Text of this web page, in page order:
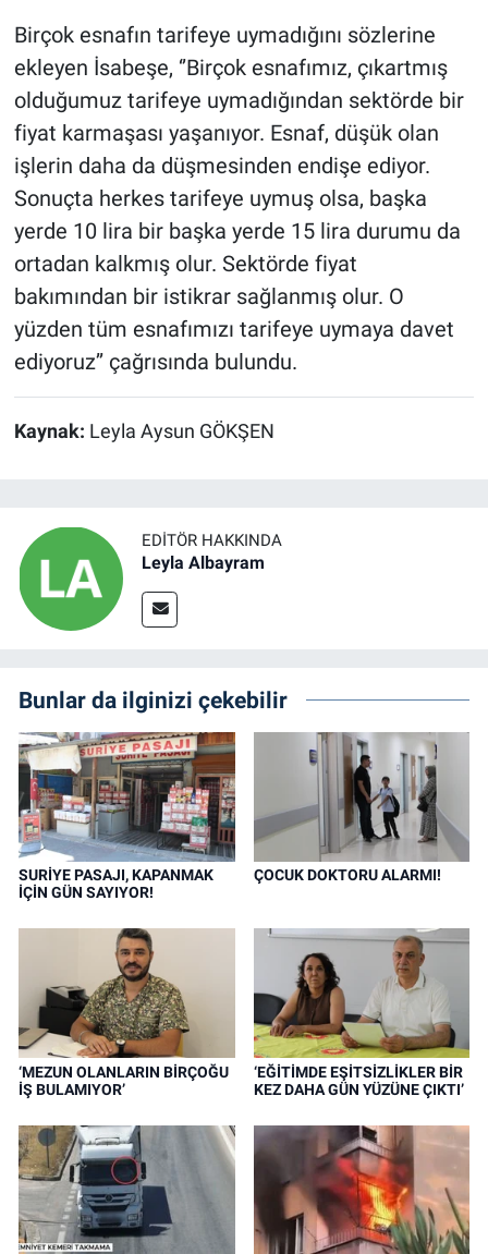
Birçok esnafın tarifeye uymadığını sözlerine
ekleyen İsabeşe, ‘’Birçok esnafımız, çıkartmış
olduğumuz tarifeye uymadığından sektörde bir
fiyat karmaşası yaşanıyor. Esnaf, düşük olan
işlerin daha da düşmesinden endişe ediyor.
Sonuçta herkes tarifeye uymuş olsa, başka
yerde 10 lira bir başka yerde 15 lira durumu da
ortadan kalkmış olur. Sektörde fiyat
bakımından bir istikrar sağlanmış olur. O
yüzden tüm esnafımızı tarifeye uymaya davet
ediyoruz’’ çağrısında bulundu.
Kaynak: Leyla Aysun GÖKŞEN
EDITÖR HAKKINDA
Leyla Albayram
Bunlar da ilginizi çekebilir
SURİYE PASAJI, KAPANMAK
İÇİN GÜN SAYIYOR!
ÇOCUK DOKTORU ALARMI!
‘MEZUN OLANLARIN BİRÇOĞU
İŞ BULAMIYOR’
‘EĞİTİMDE EŞİTSİZLİKLER BİR
KEZ DAHA GÜN YÜZÜNE ÇIKTI’